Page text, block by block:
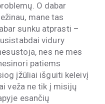
O dabar
mane tas
sunku atprasti –
vidury
nes ne mes
patiems
įžūliai išguiti keleivį
veža ne tik į misijų
esančių